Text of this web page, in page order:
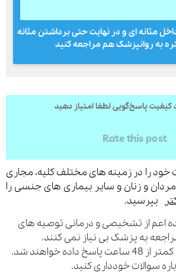
ای و در نهایت حتی برداشتن مثانه
به روانپزشک هم مراجعه کنید
پاسخ‌گویی لطفا امتیاز دهید
Rate this
در زمینه های مختلف کلیه، مجاری
و زنان و سایر بیماری های جنسی را
از تشخیصی و درمانی توصیه های
به پزشک بی نیاز نمی کنند.